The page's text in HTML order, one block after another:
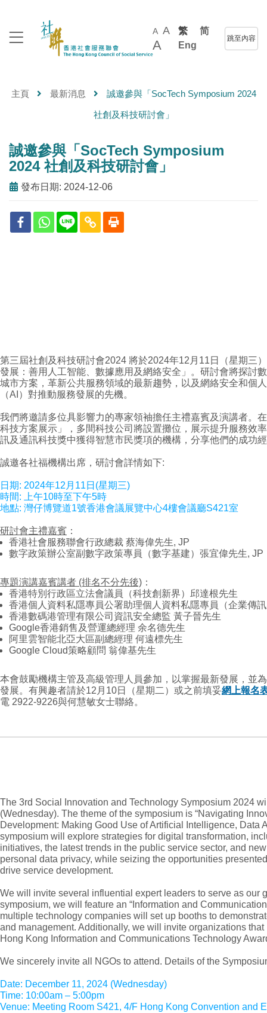
A A
A
繁
简
Eng
跳至內容
主頁 最新消息 誠邀參與「SocTech Symposium 2024
社創及科技研討會」
誠邀參與「SocTech Symposium
2024 社創及科技研討會」
發布日期: 2024-12-06
第三屆社創及科技研討會2024 將於2024年12月11日（星期三
發展：善用人工智能、數據應用及網絡安全」。研討會將探討
城市方案，革新公共服務領域的最新趨勢，以及網絡安全和個
（AI）對推動服務發展的先機。
我們將邀請多位具影響力的專家領袖擔任主禮嘉賓及演講者。
科技方案展示」，多間科技公司將設置攤位，展示提升服務效
訊及通訊科技獎中獲得智慧市民獎項的機構，分享他們的成功
誠邀各社福機構出席，研討會詳情如下:
日期: 2024年12月11日(星期三)
時間: 上午10時至下午5時
地點: 灣仔博覽道1號香港會議展覽中心4樓會議廳S421室
研討會主禮嘉賓 ：
香港社會服務聯會行政總裁 蔡海偉先生, JP
數字政策辦公室副數字政策專員（數字基建）張宜偉先生, JP
專題演講嘉賓講者 (排名不分先後) ：
香港特別行政區立法會議員（科技創新界）邱達根先生
香港個人資料私隱專員公署助理個人資料私隱專員（企業傳
香港數碼港管理有限公司資訊安全總監 黃子晉先生
Google香港銷售及營運總經理 余名德先生
阿里雲智能北亞大區副總經理 何遠標先生
Google Cloud策略顧問 翁偉基先生
本會鼓勵機構主管及高級管理人員參加，以掌握最新發展，並
發展。有興趣者請於12月10日（星期二）或之前填妥網上報名
電 2922-9226與何慧敏女士聯絡。
The 3rd Social Innovation and Technology Symposium 2024
(Wednesday). The theme of the symposium is “Navigating
Development: Making Good Use of Artificial Intelligence, Data
symposium will explore strategies for digital transformation,
initiatives, the latest trends in the public service sector, and
personal data privacy, while seizing the opportunities
drive service development.
We will invite several influential expert leaders to serve as our
symposium, we will feature an “Information and
multiple technology companies will set up booths to
and management. Additionally, we will invite organizations
Hong Kong Information and Communications Technology
We sincerely invite all NGOs to attend. Details of the
Date: December 11, 2024 (Wednesday)
Time: 10:00am – 5:00pm
Venue: Meeting Room S421, 4/F Hong Kong Convention and